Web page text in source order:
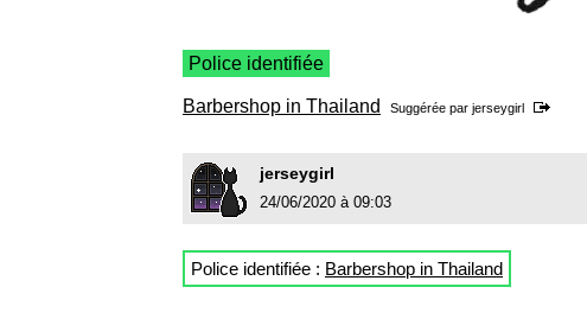
Police identifiée
Barbershop in Thailand Suggérée par jerseygirl
jerseygirl
24/06/2020 à 09:03
Police identifiée : Barbershop in Thailand